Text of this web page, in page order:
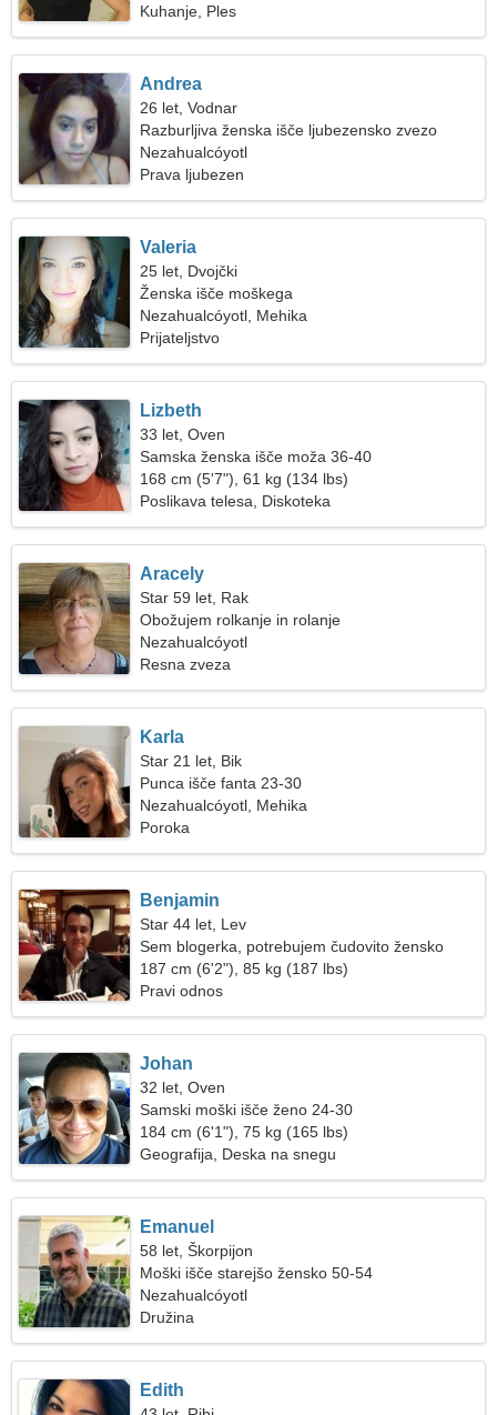
Kuhanje, Ples
Andrea
26 let, Vodnar
Razburljiva ženska išče ljubezensko zvezo
Nezahualcóyotl
Prava ljubezen
Valeria
25 let, Dvojčki
Ženska išče moškega
Nezahualcóyotl, Mehika
Prijateljstvo
Lizbeth
33 let, Oven
Samska ženska išče moža 36-40
168 cm (5'7"), 61 kg (134 lbs)
Poslikava telesa, Diskoteka
Aracely
Star 59 let, Rak
Obožujem rolkanje in rolanje
Nezahualcóyotl
Resna zveza
Karla
Star 21 let, Bik
Punca išče fanta 23-30
Nezahualcóyotl, Mehika
Poroka
Benjamin
Star 44 let, Lev
Sem blogerka, potrebujem čudovito žensko
187 cm (6'2"), 85 kg (187 lbs)
Pravi odnos
Johan
32 let, Oven
Samski moški išče ženo 24-30
184 cm (6'1"), 75 kg (165 lbs)
Geografija, Deska na snegu
Emanuel
58 let, Škorpijon
Moški išče starejšo žensko 50-54
Nezahualcóyotl
Družina
Edith